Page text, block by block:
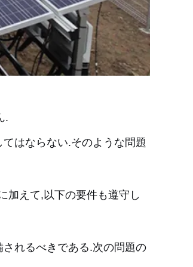
.
はならない.そのような問題
加えて,以下の要件も遵守し
れるべきである.次の問題の